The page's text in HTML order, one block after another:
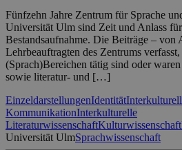
Fünfzehn Jahre Zentrum für Sprache
Universität Ulm sind Zeit und Anlass
Bestandsaufnahme. Die Beiträge – von
Lehrbeauftragten des Zentrums
(Sprach)Bereichen tätig sind oder
sowie literatur- und […]
EinzeldarstellungenIdentität
KommunikationInterkulturelle
LiteraturwissenschaftKulturwissenschaft
Universität UlmSprachwissenschaft